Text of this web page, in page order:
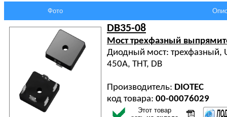
Фото
DB35-08
Мост трехфазный
Диодный мост: трехфазный,
450А, THT, DB
Производитель: DIOTEC
код товара: 00-00076029
Этот товар